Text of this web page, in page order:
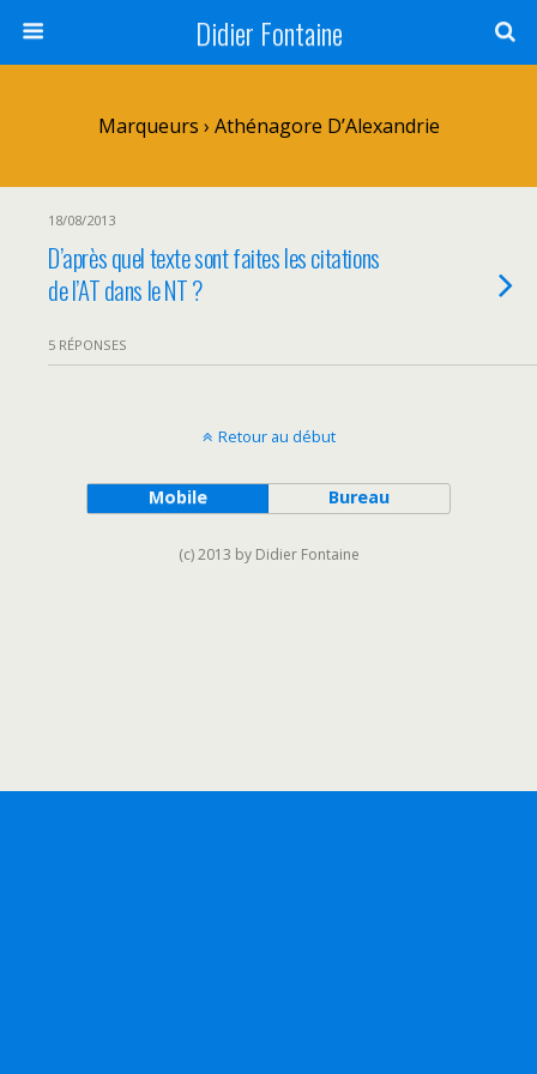
Didier Fontaine
Marqueurs › Athénagore D’Alexandrie
18/08/2013
D’après quel texte sont faites les citations
de l’AT dans le NT ?
5 RÉPONSES
Retour au début
Mobile Bureau
(c) 2013 by Didier Fontaine